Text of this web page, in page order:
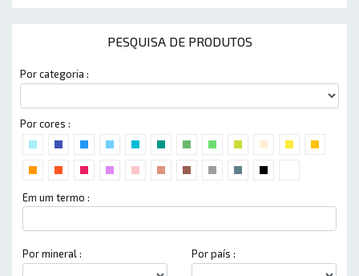
PESQUISA DE PRODUTOS
Por categoria :
Por cores :
Em um termo :
Por mineral : Por país :